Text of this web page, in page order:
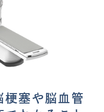
梗塞や脳血管